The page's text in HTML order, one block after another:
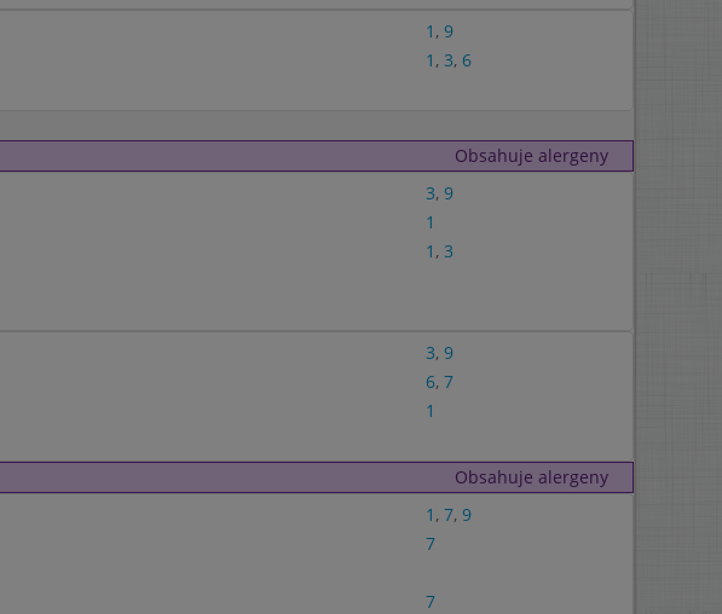
1 , 9
1 , 3, 6
Obsahuje alergeny
3, 9
1
1 , 3
3, 9
6, 7
1
Obsahuje alergeny
1 , 7, 9
7
7